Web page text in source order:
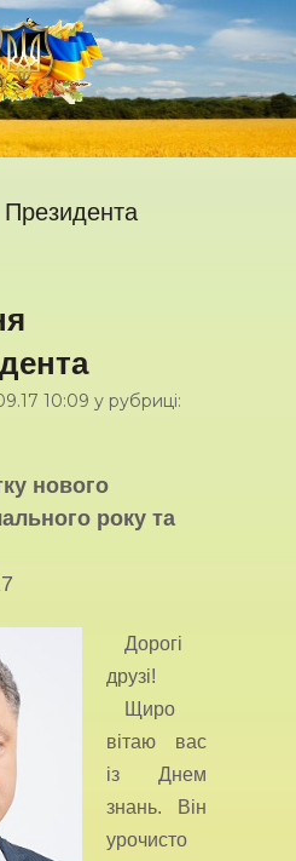
Президента
10:09 у рубриці:
нового
року та
Дорогі
друзі!
Щиро
вітаю вас
із Днем
знань. Він
урочисто